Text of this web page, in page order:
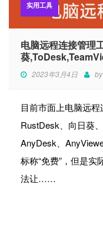
实用工具
电脑远程连接管理
葵
2023年3月4日 by
目前市面上电脑远
RustDesk、向日葵
AnyDesk、
标称“免费”，但是
法让……